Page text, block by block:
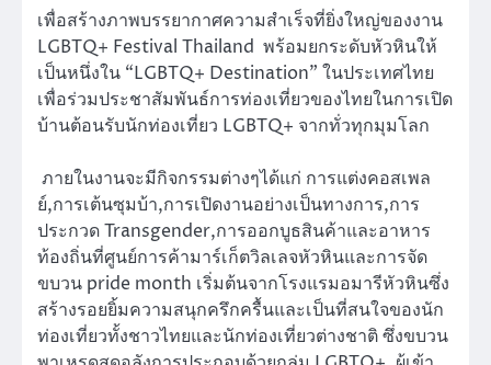
เพื่อสร้างภาพบรรยากาศความสำเร็จที่ยิ่งใหญ่ของงาน
LGBTQ+ Festival Thailand พร้อมยกระดับหัวหินให้
เป็นหนึ่งใน “LGBTQ+ Destination” ในประเทศไทย
เพื่อร่วมประชาสัมพันธ์การท่องเที่ยวของไทยในการเปิด
บ้านต้อนรับนักท่องเที่ยว LGBTQ+ จากทั่วทุกมุมโลก
ภายในงานจะมีกิจกรรมต่างๆได้แก่ การแต่งคอสเพล
ย์,การเต้นซุมบ้า,การเปิดงานอย่างเป็นทางการ,การ
ประกวด Transgender,การออกบูธสินค้าและอาหาร
ท้องถิ่นที่ศูนย์การค้ามาร์เก็ตวิลเลจหัวหินและการจัด
ขบวน pride month เริ่มต้นจากโรงแรมอมารีหัวหินซึ่ง
สร้างรอยยิ้มความสนุกครึกครื้นและเป็นที่สนใจของนัก
ท่องเที่ยวทั้งชาวไทยและนักท่องเที่ยวต่างชาติ ซึ่งขบวน